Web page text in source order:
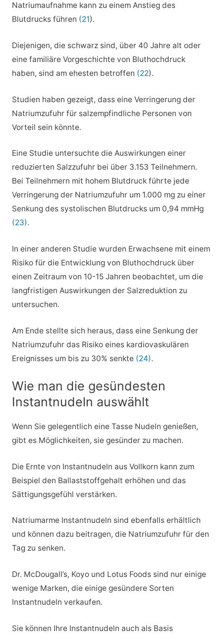
Natriumaufnahme kann zu einem Anstieg des
Blutdrucks führen (21).
Diejenigen, die schwarz sind, über 40 Jahre alt oder
eine familiäre Vorgeschichte von Bluthochdruck
haben, sind am ehesten betroffen (22).
Studien haben gezeigt, dass eine Verringerung der
Natriumzufuhr für salzempfindliche Personen von
Vorteil sein könnte.
Eine Studie untersuchte die Auswirkungen einer
reduzierten Salzzufuhr bei über 3.153 Teilnehmern.
Bei Teilnehmern mit hohem Blutdruck führte jede
Verringerung der Natriumzufuhr um 1.000 mg zu einer
Senkung des systolischen Blutdrucks um 0,94 mmHg
(23).
In einer anderen Studie wurden Erwachsene mit einem
Risiko für die Entwicklung von Bluthochdruck über
einen Zeitraum von 10-15 Jahren beobachtet, um die
langfristigen Auswirkungen der Salzreduktion zu
untersuchen.
Am Ende stellte sich heraus, dass eine Senkung der
Natriumzufuhr das Risiko eines kardiovaskulären
Ereignisses um bis zu 30% senkte(24).
Wie man die gesündesten
Instantnudeln auswählt
Wenn Sie gelegentlich eine Tasse Nudeln genießen,
gibt es Möglichkeiten, sie gesünder zu machen.
Die Ernte von Instantnudeln aus Vollkorn kann zum
Beispiel den Ballaststoffgehalt erhöhen und das
Sättigungsgefühl verstärken.
Natriumarme Instantnudeln sind ebenfalls erhältlich
und können dazu beitragen, die Natriumzufuhr für den
Tag zu senken.
Dr. McDougall’s, Koyo und Lotus Foods sind nur einige
wenige Marken, die einige gesündere Sorten
Instantnudeln verkaufen.
Sie können Ihre Instantnudeln auch als Basis